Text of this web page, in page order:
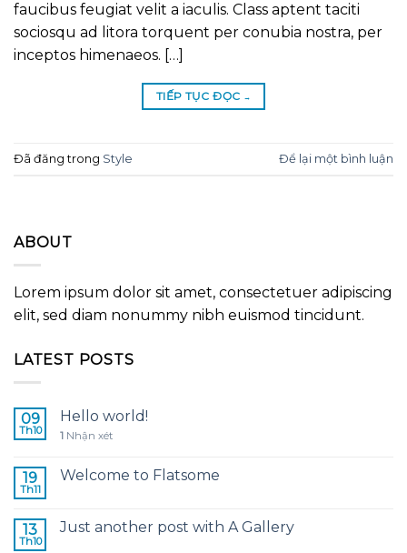
faucibus feugiat velit a iaculis. Class aptent taciti
sociosqu ad litora torquent per conubia nostra, per
inceptos himenaeos. […]
TIẾP TỤC ĐỌC →
Đã đăng trong Style Để lại một bình luận
ABOUT
Lorem ipsum dolor sit amet, consectetuer adipiscing
elit, sed diam nonummy nibh euismod tincidunt.
LATEST POSTS
09
Th10
Hello world!
1 Nhận xét
19
Th11
Welcome to Flatsome
13
Th10
Just another post with A Gallery